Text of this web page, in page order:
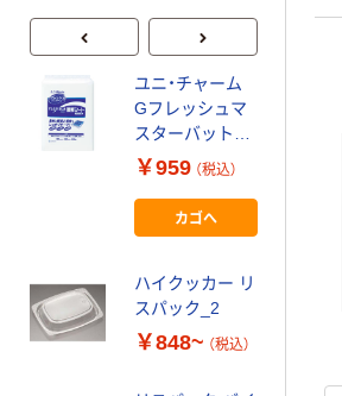
ユニ・チャーム
Gフレッシュマ
スターバット用
130×180 (100枚
入) 47261 1パッ
ク(100枚) 760-
4475（直送品）
￥959 （税込）
カゴへ
ハイクッカー リ
スパック_2
￥848~ （税込）